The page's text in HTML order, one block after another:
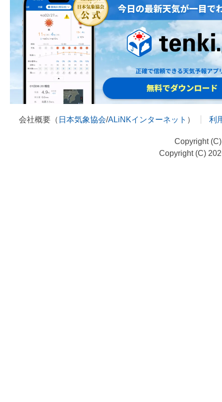
会社概要（ 日本気象協会/ALiNKインターネット ） 利
Copyright
Copyright (C)